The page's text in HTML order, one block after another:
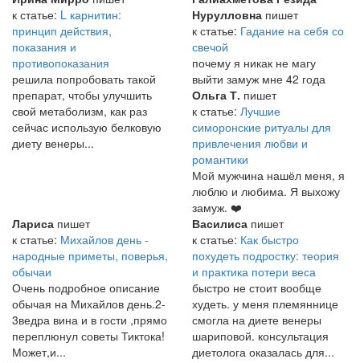
к статье: L карнитин:
принцип действия,
показания и
противопоказания
решила попробовать такой
препарат, чтобы улучшить
свой метаболизм, как раз
сейчас использую белковую
диету венеры...
Нурулловна пишет
к статье: Гадание на себя со
свечой
почему я никак не магу
выйти замуж мне 42 года
Ольга Т. пишет
к статье: Лучшие
симоронские ритуалы для
привлечения любви и
романтики
Мой мужчина нашёл меня, я
люблю и любима. Я выхожу
замуж. ❤️
Лариса пишет
к статье: Михайлов день -
народные приметы, поверья,
обычаи
Очень подробное описание
обычая на Михайлов день.2-
3ведра вина и в гости ,прямо
переплюнул советы Тиктока!
Может,и...
Василиса пишет
к статье: Как быстро
похудеть подростку: теория
и практика потери веса
быстро не стоит вообще
худеть. у меня племяннице
смогла на диете венеры
шариповой. консультация
диетолога оказалась для...